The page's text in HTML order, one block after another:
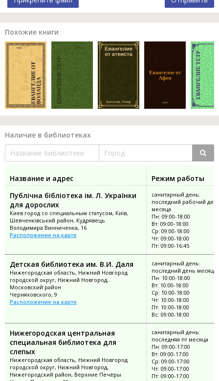
Похожие книги
Наличие в библиотеках
Название и адрес
Режим работы
Публічна бібліотека ім. Л. Українки
для дорослих
Киев город со специальным статусом, Київ,
Шевченківський район, Кудрявець
Володимира Винниченка, 16
Расположение на карте
санитарный день:
последний рабочий
месяца
Пн: 09:00-18:00
Вт: 09:00-18:00
Ср: 09:00-18:00
Чт: 09:00-18:00
Пт: 09:00-16:45
Детская библиотека им. В.И. Даля
Нижегородская область, Нижний Новгород
городской округ, Нижний Новгород,
Московский район
Черняховского, 9
Расположение на карте
санитарный день:
последний день месяца
Пн: 10:00-18:00
Вт: 10:00-18:00
Ср: 10:00-18:00
Чт: 10:00-18:00
Пт: 10:00-18:00
Вс: 09:00-18:00
Нижегородская центральная
специальная библиотека для
слепых
Нижегородская область, Нижний Новгород
городской округ, Нижний Новгород,
Нижегородский район, Верхние Печёры
санитарный день:
последняя пт месяца
Пн: 09:00-17:00
Вт: 09:00-17:00
Ср: 09:00-17:00
Чт: 09:00-17:00
Пт: 09:00-17:00